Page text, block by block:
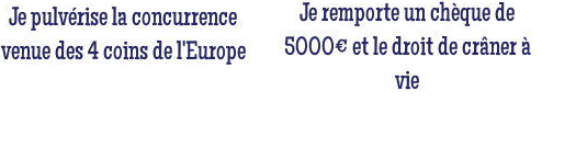
Je pulvérise la concurrence
venue des 4 coins de l'Europe
Je remporte un chèque de
5000€ et le droit de crâner à
vie